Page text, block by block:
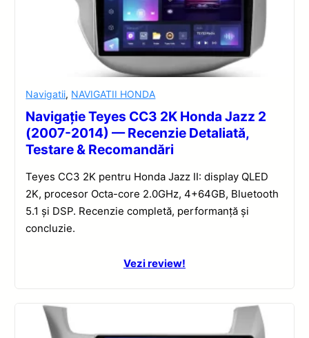
Navigatii, NAVIGATII HONDA
Navigație Teyes CC3 2K Honda Jazz 2
(2007-2014) — Recenzie Detaliată,
Testare & Recomandări
Teyes CC3 2K pentru Honda Jazz II: display QLED
2K, procesor Octa-core 2.0GHz, 4+64GB, Bluetooth
5.1 și DSP. Recenzie completă, performanță și
concluzie.
Vezi review!